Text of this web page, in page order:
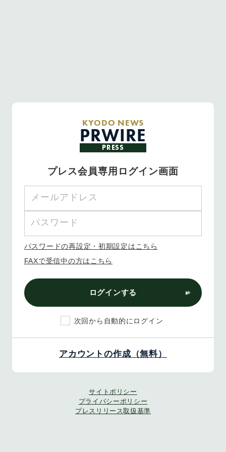
KYODO NEWS
PRWIRE
PRESS
プレス会員専用ログイン画面
パスワードの再設定・初期設定はこちら
FAXで受信中の方はこちら
ログインする
次回から自動的にログイン
アカウントの作成（無料）
サイトポリシー
プライバシーポリシー
プレスリリース取扱基準